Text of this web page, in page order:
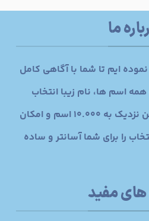
ما
ایم تا شما با آگاهی کامل
اسم ها، نام زیبا انتخاب
نمایید. این سایت با داشتن نزدیک به 10.000 اسم و امکان
را برای شما آسانتر و ساده
مفید